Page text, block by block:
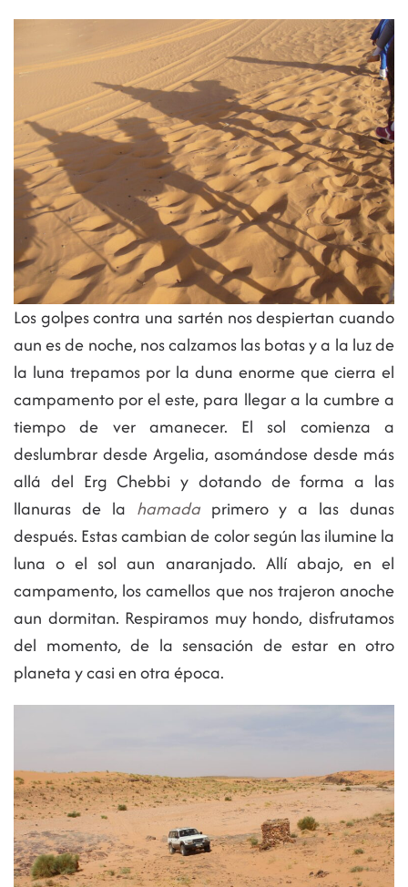
Los golpes contra una sartén nos despiertan cuando
aun es de noche, nos calzamos las botas y a la luz de
la luna trepamos por la duna enorme que cierra el
campamento por el este, para llegar a la cumbre a
tiempo de ver amanecer. El sol comienza a
deslumbrar desde Argelia, asomándose desde más
allá del Erg Chebbi y dotando de forma a las
llanuras de la hamadaprimero y a las dunas
después. Estas cambian de color según las ilumine la
luna o el sol aun anaranjado. Allí abajo, en el
campamento, los camellos que nos trajeron anoche
aun dormitan. Respiramos muy hondo, disfrutamos
del momento, de la sensación de estar en otro
planeta y casi en otra época.